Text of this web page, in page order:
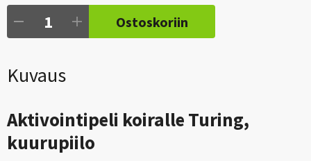
Ostoskoriin
Kuvaus
Aktivointipeli koiralle Turing,
kuurupiilo